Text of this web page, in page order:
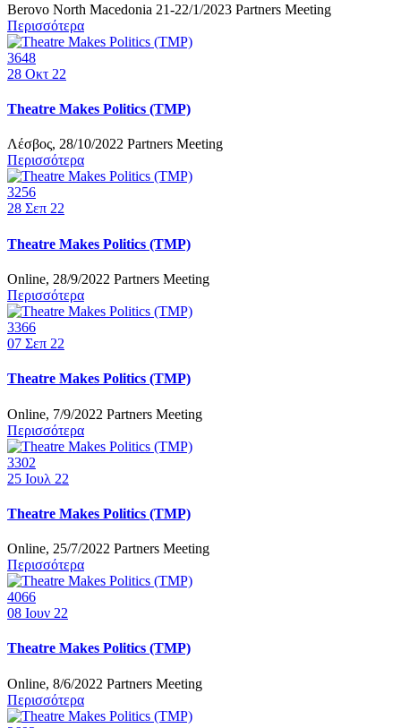
Berovo North Macedonia 21-22/1/2023 Partners Meeting
Περισσότερα
3648
28 Οκτ 22
Theatre Makes Politics (TMP)
Λέσβος, 28/10/2022 Partners Meeting
Περισσότερα
3256
28 Σεπ 22
Theatre Makes Politics (TMP)
Online, 28/9/2022 Partners Meeting
Περισσότερα
3366
07 Σεπ 22
Theatre Makes Politics (TMP)
Online, 7/9/2022 Partners Meeting
Περισσότερα
3302
25 Ιουλ 22
Theatre Makes Politics (TMP)
Online, 25/7/2022 Partners Meeting
Περισσότερα
4066
08 Ιουν 22
Theatre Makes Politics (TMP)
Online, 8/6/2022 Partners Meeting
Περισσότερα